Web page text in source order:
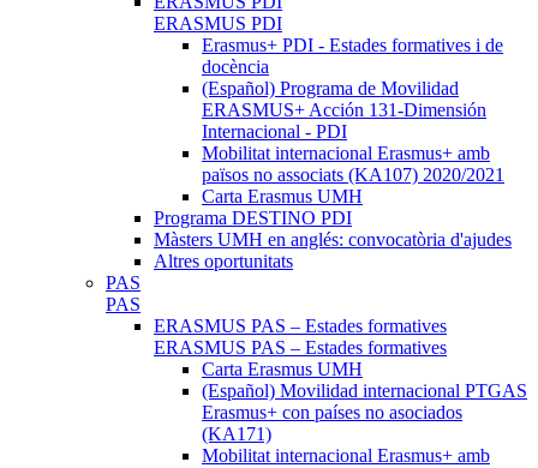
ERASMUS PDI
Erasmus+ PDI - Estades formatives i de
docència
(Español) Programa de Movilidad
ERASMUS+ Acción 131-Dimensión
Internacional - PDI
Mobilitat internacional Erasmus+ amb
països no associats (KA107) 2020/2021
Carta Erasmus UMH
Programa DESTINO PDI
Màsters UMH en anglés: convocatòria d'ajudes
Altres oportunitats
PAS
PAS
ERASMUS PAS – Estades formatives
ERASMUS PAS – Estades formatives
Carta Erasmus UMH
(Español) Movilidad internacional PTGAS
Erasmus+ con países no asociados
(KA171)
Mobilitat internacional Erasmus+ amb